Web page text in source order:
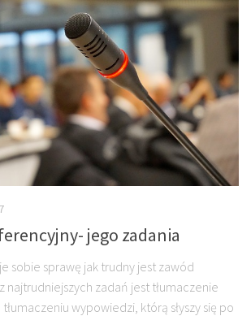
jego zadania
sobie sprawę jak trudny jest zawód
najtrudniejszych zadań jest tłumaczenie
wypowiedzi, którą słyszy się po